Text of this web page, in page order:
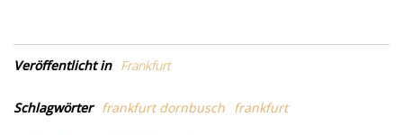
Veröffentlicht in Frankfurt
Schlagwörter frankfurt dornbusch frankfurt